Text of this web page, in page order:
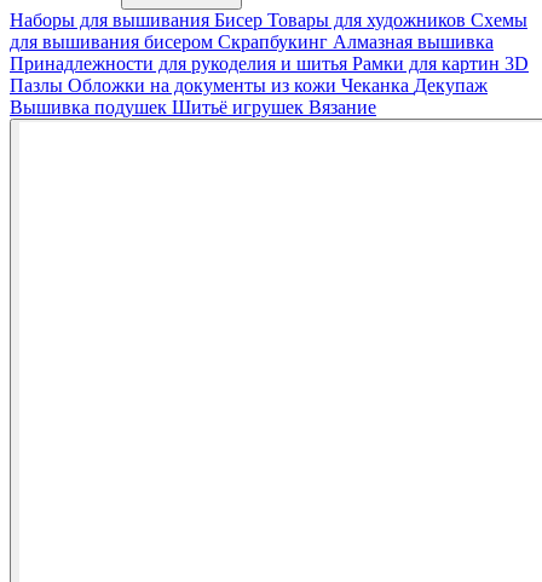
Наборы для вышивания Бисер Товары для художников Схемы
для вышивания бисером Скрапбукинг Алмазная вышивка
Принадлежности для рукоделия и шитья Рамки для картин 3D
Пазлы Обложки на документы из кожи Чеканка Декупаж
Вышивка подушек Шитьё игрушек Вязание